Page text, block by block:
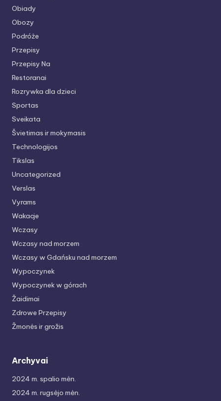
Obiady
Obozy
Podróże
Przepisy
Przepisy Na
Restoranai
Rozrywka dla dzieci
Sportas
Sveikata
Švietimas ir mokymasis
Technologijos
Tikslas
Uncategorized
Verslas
Vyrams
Wakacje
Wczasy
Wczasy nad morzem
Wczasy w Gdańsku nad morzem
Wypoczynek
Wypoczynek w górach
Žaidimai
Zdrowe Przepisy
Žmonės ir grožis
Archyvai
2024 m. spalio mėn.
2024 m. rugsėjo mėn.